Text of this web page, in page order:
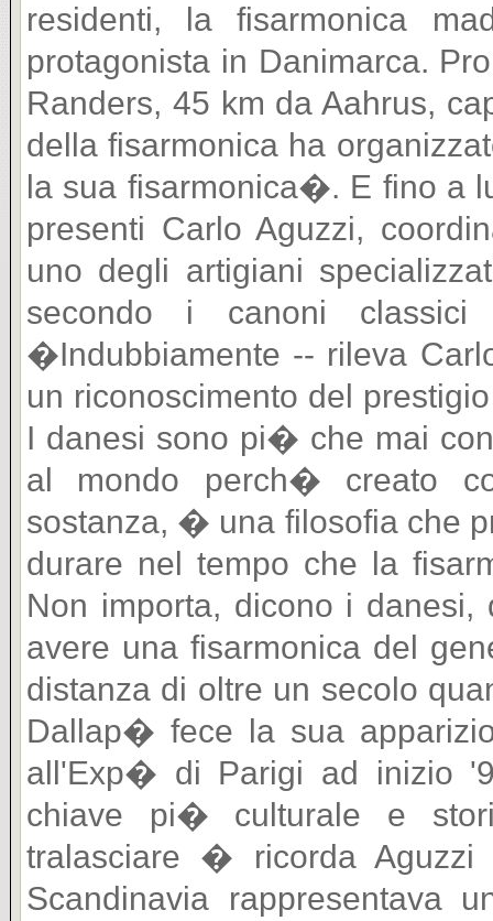
residenti, la fisarmonica
protagonista in Danimarca.
Randers, 45 km da Aahrus,
della fisarmonica ha
la sua fisarmonica�. E fino a
presenti Carlo Aguzzi,
uno degli artigiani
secondo i canoni
�Indubbiamente -- rileva
un riconoscimento del
I danesi sono pi� che mai
al mondo perch� creato
sostanza, � una filosofia che
durare nel tempo che la
Non importa, dicono i
avere una fisarmonica del
distanza di oltre un secolo
Dallap� fece la sua
all'Exp� di Parigi ad inizio
chiave pi� culturale e
tralasciare � ricorda
Scandinavia rappresentava